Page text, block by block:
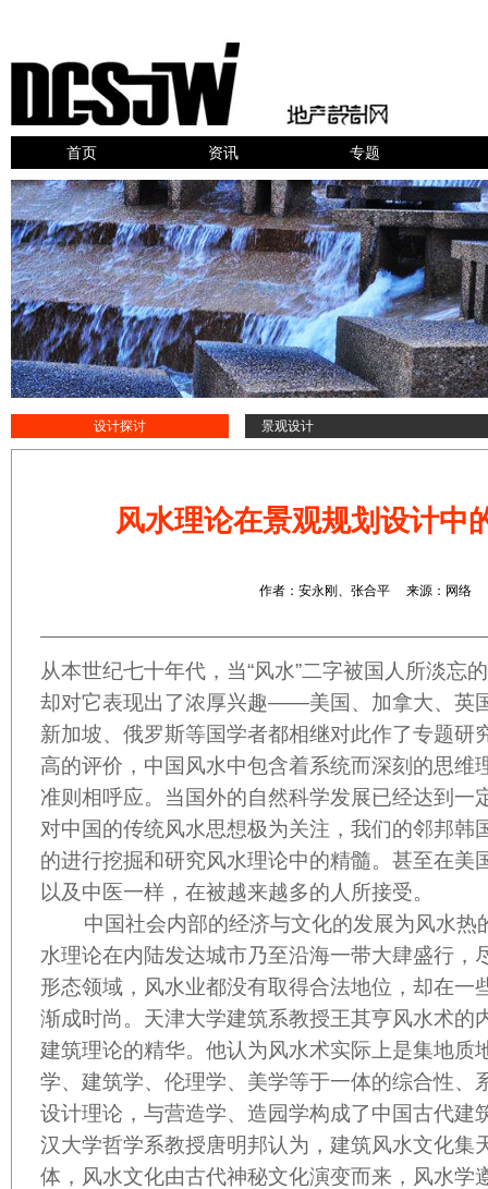
首页 资讯 专题
景观设计
设计探讨
风水理论在景观规划设计中
作者：安永刚、张合平 来源：网络
从本世纪七十年代，当“风水”二字被国人所淡忘
却对它表现出了浓厚兴趣——美国、加拿大、英
新加坡、俄罗斯等国学者都相继对此作了专题研
高的评价，中国风水中包含着系统而深刻的思维
准则相呼应。当国外的自然科学发展已经达到一
对中国的传统风水思想极为关注，我们的邻邦韩
的进行挖掘和研究风水理论中的精髓。甚至在美
以及中医一样，在被越来越多的人所接受。
中国社会内部的经济与文化的发展为风水热
水理论在内陆发达城市乃至沿海一带大肆盛行，
形态领域，风水业都没有取得合法地位，却在一
渐成时尚。天津大学建筑系教授王其亨风水术的
建筑理论的精华。他认为风水术实际上是集地质
学、建筑学、伦理学、美学等于一体的综合性、
设计理论，与营造学、造园学构成了中国古代建
汉大学哲学系教授唐明邦认为，建筑风水文化集
体，风水文化由古代神秘文化演变而来，风水学